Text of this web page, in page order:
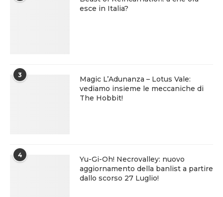
esce in Italia?
3
Magic L’Adunanza – Lotus Vale:
vediamo insieme le meccaniche di
The Hobbit!
4
Yu-Gi-Oh! Necrovalley: nuovo
aggiornamento della banlist a partire
dallo scorso 27 Luglio!